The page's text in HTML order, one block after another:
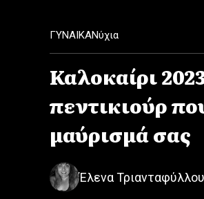
ΓΥΝΑΙΚΑΝύχια
Καλοκαίρι
πεντικιούρ
μαύρισμά σας
Έλενα Τριανταφύλλου